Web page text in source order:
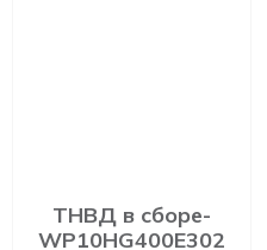
ТНВД в сборе-
WP10HG400E302